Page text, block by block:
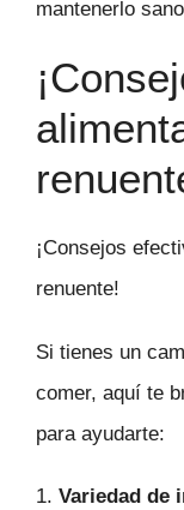
mantenerlo
¡Consejos
renuente!
Si tienes un
comer, aquí te
para ayudarte:
1. Variedad de